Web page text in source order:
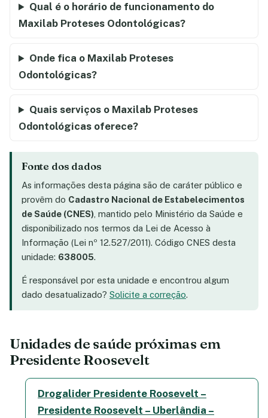
Qual é o horário de funcionamento do
Maxilab Proteses Odontológicas?
Onde fica o Maxilab Proteses
Odontológicas?
Quais serviços o Maxilab Proteses
Odontológicas oferece?
Fonte dos dados
As informações desta página são de caráter público e
provêm do Cadastro Nacional de Estabelecimentos
de Saúde (CNES) , mantido pelo Ministério da Saúde e
disponibilizado nos termos da Lei de Acesso à
Informação (Lei nº 12.527/2011). Código CNES desta
unidade: 638005.
É responsável por esta unidade e encontrou algum
dado desatualizado? Solicite a correção.
Unidades de saúde próximas em
Presidente Roosevelt
Drogalider Presidente Roosevelt –
Presidente Roosevelt – Uberlândia –